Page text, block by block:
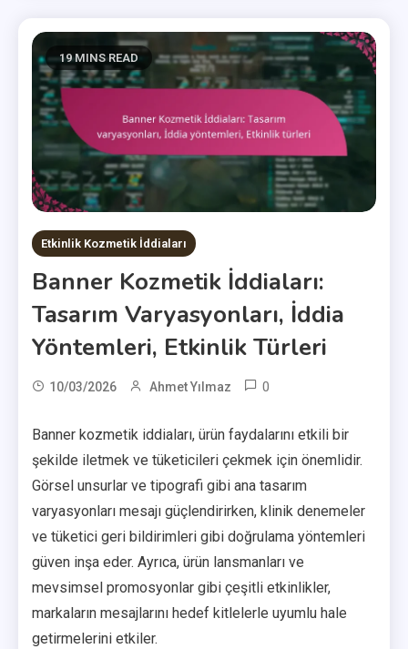
19 MINS READ
Etkinlik Kozmetik İddiaları
Banner Kozmetik İddiaları:
Tasarım Varyasyonları, İddia
Yöntemleri, Etkinlik Türleri
10/03/2026 Ahmet Yılmaz 0
Banner kozmetik iddiaları, ürün faydalarını etkili bir
şekilde iletmek ve tüketicileri çekmek için önemlidir.
Görsel unsurlar ve tipografi gibi ana tasarım
varyasyonları mesajı güçlendirirken, klinik denemeler
ve tüketici geri bildirimleri gibi doğrulama yöntemleri
güven inşa eder. Ayrıca, ürün lansmanları ve
mevsimsel promosyonlar gibi çeşitli etkinlikler,
markaların mesajlarını hedef kitlelerle uyumlu hale
getirmelerini etkiler.